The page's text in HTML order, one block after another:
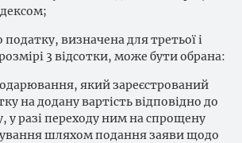
податку, визначена для третьої і
3 відсотки, може бути обрана:
який зареєстрований
на додану вартість відповідно до
у разі переходу ним на спрощену
шляхом подання заяви щодо